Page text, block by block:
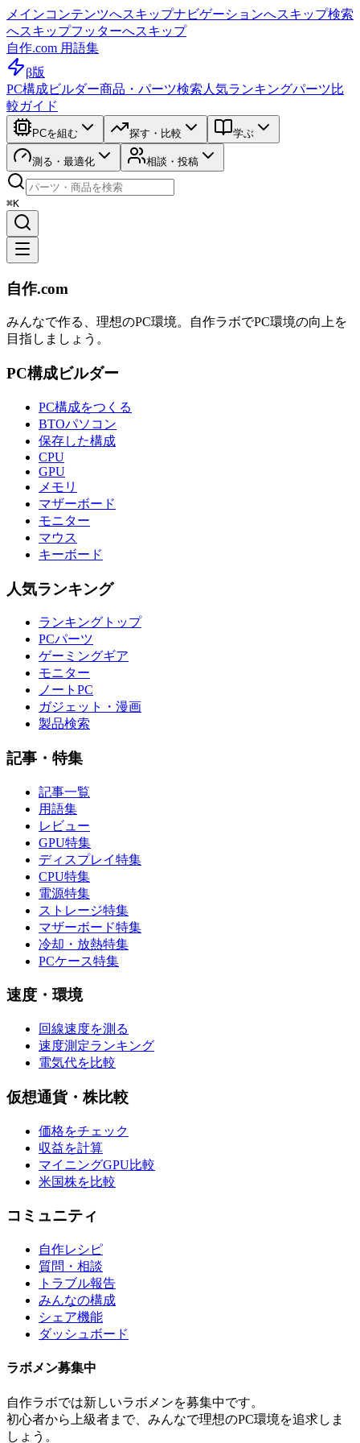
メインコンテンツへスキップナビゲーションへスキップ検索
へスキップフッターへスキップ
自作.com 用語集
β版
PC構成ビルダー商品・パーツ検索 人気ランキングパーツ比
較ガイド
PCを組む 探す・比較 学ぶ
測る・最適化 相談・投稿
⌘K
自作.com
みんなで作る、理想のPC環境。 自作ラボでPC環境の向上を
目指しましょう。
PC構成ビルダー
PC構成をつくる
BTOパソコン
保存した構成
CPU
GPU
メモリ
マザーボード
モニター
マウス
キーボード
人気ランキング
ランキングトップ
PCパーツ
ゲーミングギア
モニター
ノートPC
ガジェット・漫画
製品検索
記事・特集
記事一覧
用語集
レビュー
GPU特集
ディスプレイ特集
CPU特集
電源特集
ストレージ特集
マザーボード特集
冷却・放熱特集
PCケース特集
速度・環境
回線速度を測る
速度測定ランキング
電気代を比較
仮想通貨・株比較
価格をチェック
収益を計算
マイニングGPU比較
米国株を比較
コミュニティ
自作レシピ
質問・相談
トラブル報告
みんなの構成
シェア機能
ダッシュボード
ラボメン募集中
自作ラボでは新しいラボメンを募集中です。
初心者から上級者まで、みんなで理想のPC環境を追求しま
しょう。